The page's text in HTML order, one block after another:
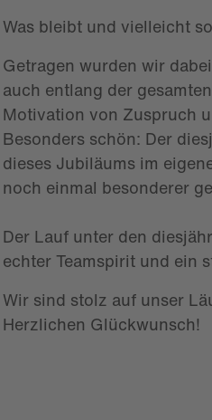
Was bleibt und vielleicht
Getragen wurden wir
auch entlang der
Motivation von Zuspruch
Besonders schön: Der
dieses Jubiläums im
noch einmal besonderer
Der Lauf unter den
echter Teamspirit und ein
Wir sind stolz auf unser
Herzlichen Glückwunsch!